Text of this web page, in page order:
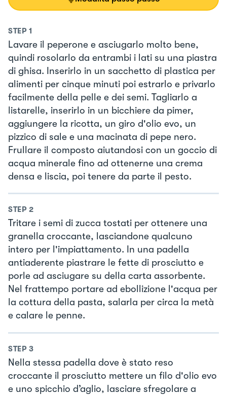
STEP 1
Lavare il peperone e asciugarlo molto bene,
quindi rosolarlo da entrambi i lati su una piastra
di ghisa. Inserirlo in un sacchetto di plastica per
alimenti per cinque minuti poi estrarlo e privarlo
facilmente della pelle e dei semi. Tagliarlo a
listarelle, inserirlo in un bicchiere da pimer,
aggiungere la ricotta, un giro d'olio evo, un
pizzico di sale e una macinata di pepe nero.
Frullare il composto aiutandosi con un goccio di
acqua minerale fino ad ottenerne una crema
densa e liscia, poi tenere da parte il pesto.
STEP 2
Tritare i semi di zucca tostati per ottenere una
granella croccante, lasciandone qualcuno
intero per l'impiattamento. In una padella
antiaderente piastrare le fette di prosciutto e
porle ad asciugare su della carta assorbente.
Nel frattempo portare ad ebollizione l'acqua per
la cottura della pasta, salarla per circa la metà
e calare le penne.
STEP 3
Nella stessa padella dove è stato reso
croccante il prosciutto mettere un filo d'olio evo
e uno spicchio d’aglio, lasciare sfregolare a